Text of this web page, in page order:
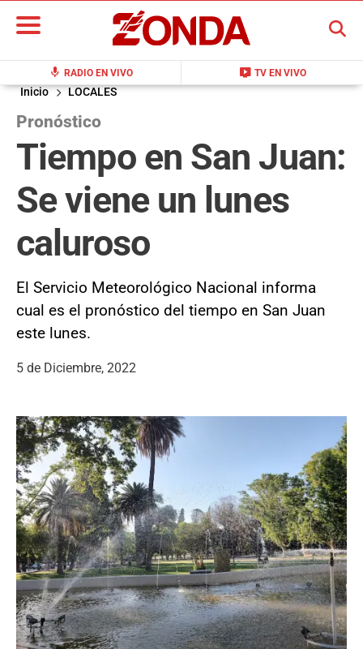
mic RADIO EN VIVO live_tv TV EN VIVO
BUSCAR
Inicio LOCALES
Pronóstico
Tiempo en San Juan:
Se viene un lunes
caluroso
El Servicio Meteorológico Nacional informa
cual es el pronóstico del tiempo en San Juan
este lunes.
5 de Diciembre, 2022